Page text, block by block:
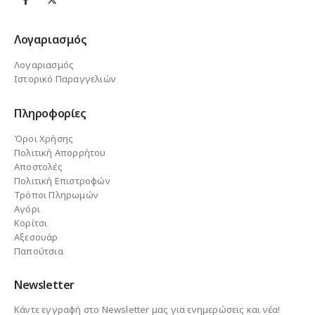
Λογαριασμός
Λογαριασμός
Ιστορικό Παραγγελιών
Πληροφορίες
Όροι Χρήσης
Πολιτική Απορρήτου
Αποστολές
Πολιτική Επιστροφών
Τρόποι Πληρωμών
Αγόρι
Κορίτσι
Αξεσουάρ
Παπούτσια
Newsletter
Κάντε εγγραφή στο Newsletter μας για ενημερώσεις και νέα!